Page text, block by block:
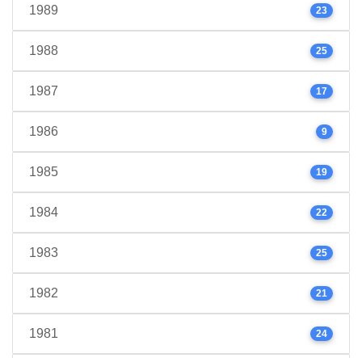
1989 23
1988 25
1987 17
1986 9
1985 19
1984 22
1983 25
1982 21
1981 24